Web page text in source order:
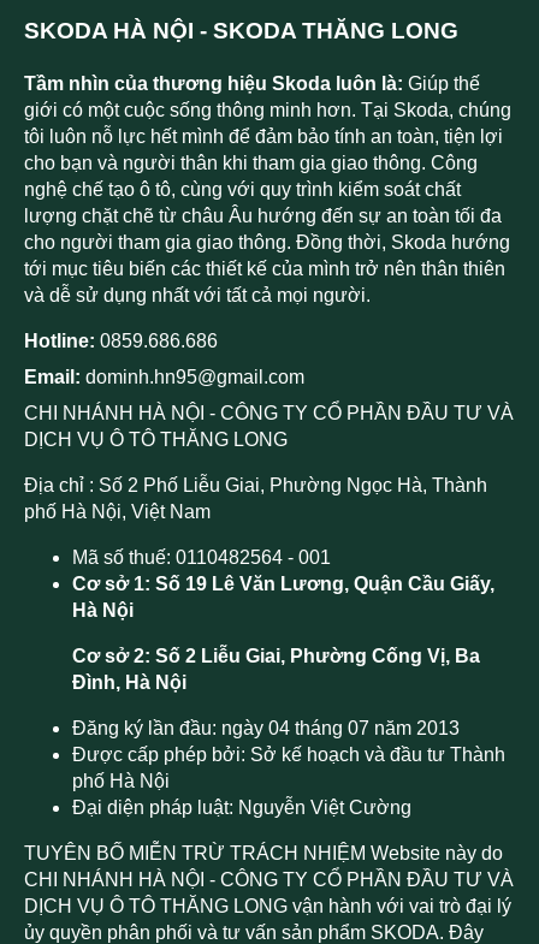
SKODA HÀ NỘI - SKODA THĂNG LONG
Tầm nhìn của thương hiệu Skoda luôn là: Giúp thế
giới có một cuộc sống thông minh hơn. Tại Skoda, chúng
tôi luôn nỗ lực hết mình để đảm bảo tính an toàn, tiện lợi
cho bạn và người thân khi tham gia giao thông. Công
nghệ chế tạo ô tô, cùng với quy trình kiểm soát chất
lượng chặt chẽ từ châu Âu hướng đến sự an toàn tối đa
cho người tham gia giao thông. Đồng thời, Skoda hướng
tới mục tiêu biến các thiết kế của mình trở nên thân thiên
và dễ sử dụng nhất với tất cả mọi người.
Hotline: 0859.686.686
Email: dominh.hn95@gmail.com
CHI NHÁNH HÀ NỘI - CÔNG TY CỔ PHẦN ĐẦU TƯ VÀ
DỊCH VỤ Ô TÔ THĂNG LONG
Địa chỉ : Số 2 Phố Liễu Giai, Phường Ngọc Hà, Thành
phố Hà Nội, Việt Nam
Mã số thuế: 0110482564 - 001
Cơ sở 1: Số 19 Lê Văn Lương, Quận Cầu Giấy,
Hà Nội
Cơ sở 2: Số 2 Liễu Giai, Phường Cống Vị, Ba
Đình, Hà Nội
Đăng ký lần đầu: ngày 04 tháng 07 năm 2013
Được cấp phép bởi: Sở kế hoạch và đầu tư Thành
phố Hà Nội
Đại diện pháp luật: Nguyễn Việt Cường
TUYÊN BỐ MIỄN TRỪ TRÁCH NHIỆM Website này do
CHI NHÁNH HÀ NỘI - CÔNG TY CỔ PHẦN ĐẦU TƯ VÀ
DỊCH VỤ Ô TÔ THĂNG LONG vận hành với vai trò đại lý
ủy quyền phân phối và tư vấn sản phẩm SKODA. Đây